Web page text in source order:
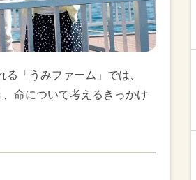
「うみファーム」では、
、命について考えるきっかけ